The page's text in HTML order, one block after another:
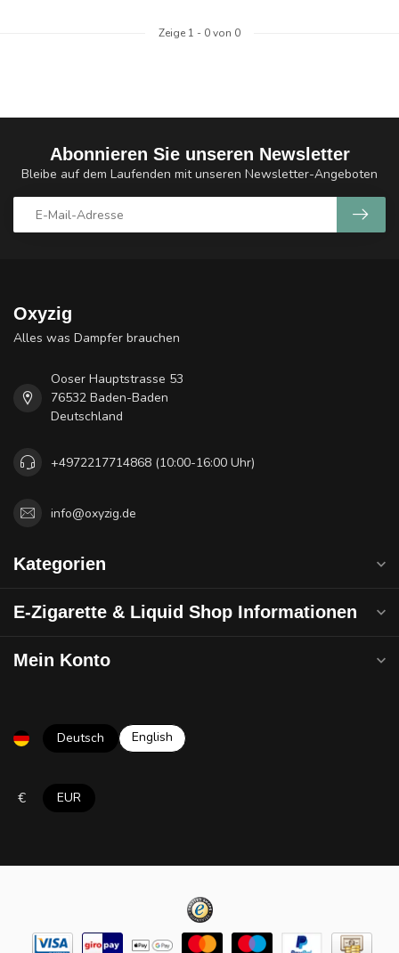
Zeige 1 - 0von 0
Abonnieren Sie unseren Newsletter
Bleibe auf dem Laufenden mit unseren Newsletter-Angeboten
Oxyzig
Alles was Dampfer brauchen
Ooser Hauptstrasse 53
76532 Baden-Baden
Deutschland
+4972217714868 (10:00-16:00 Uhr)
info@oxyzig.de
Kategorien
E-Zigarette & Liquid Shop Informationen
Mein Konto
Deutsch English
€ EUR